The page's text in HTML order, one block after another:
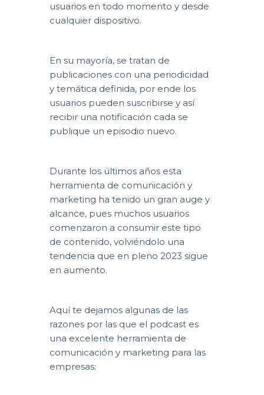
usuarios en todo momento y desde
cualquier dispositivo.
En su mayoría, se tratan de
publicaciones con una periodicidad
y temática definida, por ende los
usuarios pueden suscribirse y así
recibir una notificación cada se
publique un episodio nuevo.
Durante los últimos años esta
herramienta de comunicación y
marketing ha tenido un gran auge y
alcance, pues muchos usuarios
comenzaron a consumir este tipo
de contenido, volviéndolo una
tendencia que en pleno 2023 sigue
en aumento.
Aquí te dejamos algunas de las
razones por las que el podcast es
una excelente herramienta de
comunicación y marketing para las
empresas: